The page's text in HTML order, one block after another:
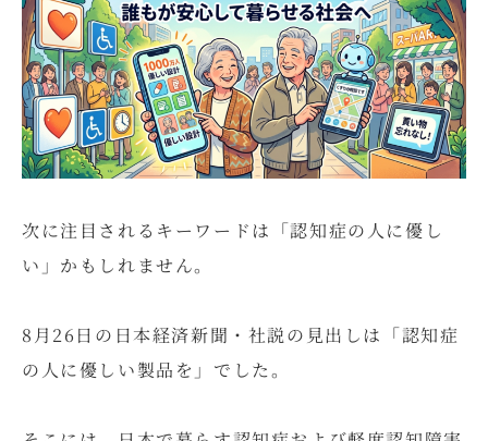
次に注目されるキーワードは「認知症の人に優し
い」かもしれません。
8月26日の日本経済新聞・社説の見出しは「認知症
の人に優しい製品を」でした。